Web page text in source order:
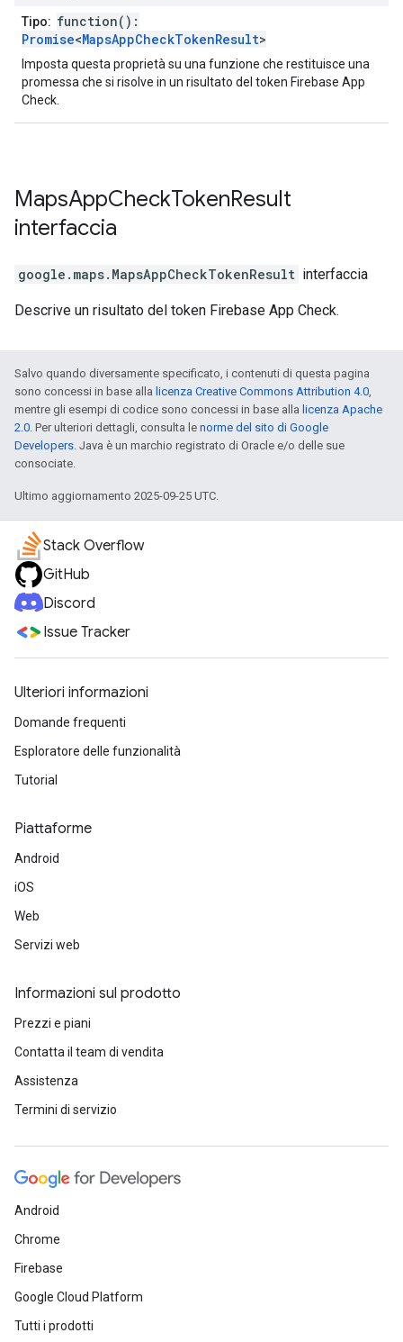
Tipo: function():
Promise<MapsAppCheckTokenResult>
Imposta questa proprietà su una funzione che restituisce una
promessa che si risolve in un risultato del token Firebase App
Check.
MapsAppCheckTokenResult
interfaccia
google.maps. MapsAppCheckTokenResult interfaccia
Descrive un risultato del token Firebase App Check.
Salvo quando diversamente specificato, i contenuti di questa pagina
sono concessi in base alla licenza Creative Commons Attribution 4.0,
mentre gli esempi di codice sono concessi in base alla licenza Apache
2.0. Per ulteriori dettagli, consulta le norme del sito di Google
Developers. Java è un marchio registrato di Oracle e/o delle sue
consociate.
Ultimo aggiornamento 2025-09-25 UTC.
Stack Overflow
GitHub
Discord
Issue Tracker
Ulteriori informazioni
Domande frequenti
Esploratore delle funzionalità
Tutorial
Piattaforme
Android
iOS
Web
Servizi web
Informazioni sul prodotto
Prezzi e piani
Contatta il team di vendita
Assistenza
Termini di servizio
Android
Chrome
Firebase
Google Cloud Platform
Tutti i prodotti